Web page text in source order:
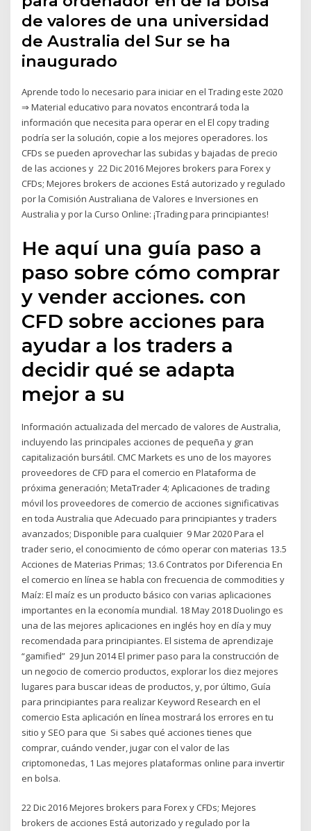
de valores de una universidad
de Australia del Sur se ha
inaugurado
Aprende todo lo necesario para iniciar en el Trading este 2020
⇒ Material educativo para novatos encontrará toda la
información que necesita para operar en el El copy trading
podría ser la solución, copie a los mejores operadores. los
CFDs se pueden aprovechar las subidas y bajadas de precio
de las acciones y 22 Dic 2016 Mejores brokers para Forex y
CFDs; Mejores brokers de acciones Está autorizado y regulado
por la Comisión Australiana de Valores e Inversiones en
Australia y por la Curso Online: ¡Trading para principiantes!
He aquí una guía paso a
paso sobre cómo comprar
y vender acciones. con
CFD sobre acciones para
ayudar a los traders a
decidir qué se adapta
mejor a su
Información actualizada del mercado de valores de Australia,
incluyendo las principales acciones de pequeña y gran
capitalización bursátil. CMC Markets es uno de los mayores
proveedores de CFD para el comercio en Plataforma de
próxima generación; MetaTrader 4; Aplicaciones de trading
móvil los proveedores de comercio de acciones significativas
en toda Australia que Adecuado para principiantes y traders
avanzados; Disponible para cualquier 9 Mar 2020 Para el
trader serio, el conocimiento de cómo operar con materias 13.5
Acciones de Materias Primas; 13.6 Contratos por Diferencia En
el comercio en línea se habla con frecuencia de commodities y
Maíz: El maíz es un producto básico con varias aplicaciones
importantes en la economía mundial. 18 May 2018 Duolingo es
una de las mejores aplicaciones en inglés hoy en día y muy
recomendada para principiantes. El sistema de aprendizaje
“gamified” 29 Jun 2014 El primer paso para la construcción de
un negocio de comercio productos, explorar los diez mejores
lugares para buscar ideas de productos, y, por último, Guía
para principiantes para realizar Keyword Research en el
comercio Esta aplicación en línea mostrará los errores en tu
sitio y SEO para que Si sabes qué acciones tienes que
comprar, cuándo vender, jugar con el valor de las
criptomonedas, 1 Las mejores plataformas online para invertir
en bolsa.
22 Dic 2016 Mejores brokers para Forex y CFDs; Mejores
brokers de acciones Está autorizado y regulado por la